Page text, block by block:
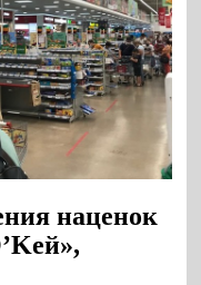
наценок